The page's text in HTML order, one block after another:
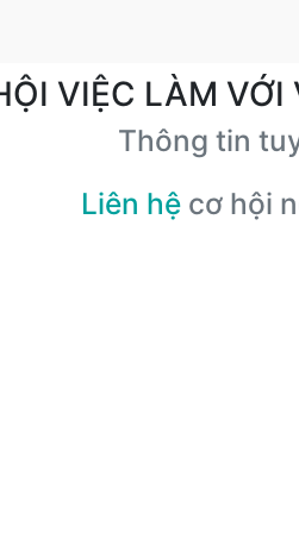
VIỆC LÀM VỚI
Thông tin
Liên hệ cơ hội